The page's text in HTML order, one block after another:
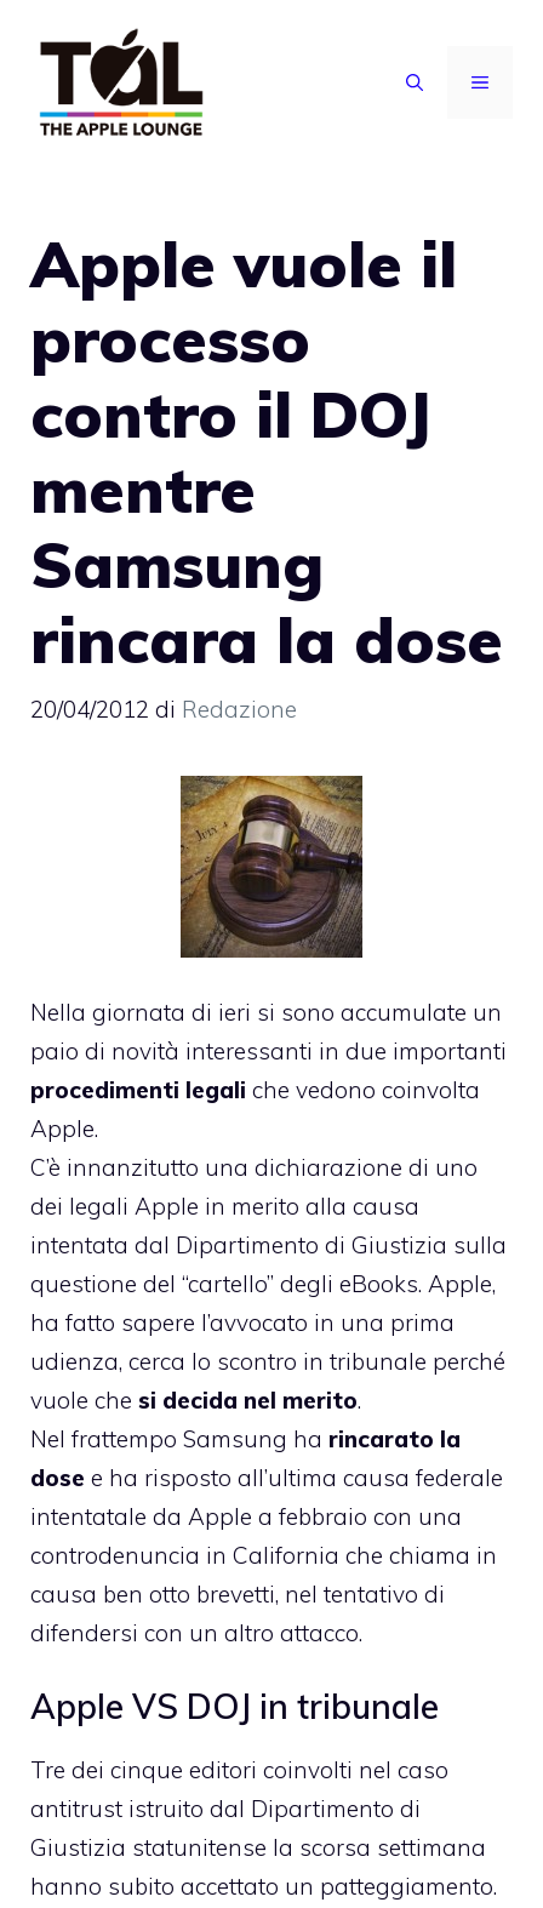
contenuto
MENU
Apple vuole il
processo
contro il DOJ
mentre
Samsung
rincara la dose
20/04/2012 di Redazione
Nella giornata di ieri si sono accumulate un
paio di novità interessanti in due importanti
procedimenti legali che vedono coinvolta
Apple.
C’è innanzitutto una dichiarazione di uno
dei legali Apple in merito alla causa
intentata dal Dipartimento di Giustizia sulla
questione del “cartello” degli eBooks. Apple,
ha fatto sapere l’avvocato in una prima
udienza, cerca lo scontro in tribunale perché
vuole che si decida nel merito.
Nel frattempo Samsung ha rincarato la
dose e ha risposto all’ultima causa federale
intentatale da Apple a febbraio con una
controdenuncia in California che chiama in
causa ben otto brevetti, nel tentativo di
difendersi con un altro attacco.
Apple VS DOJ in tribunale
Tre dei cinque editori coinvolti nel caso
antitrust istruito dal Dipartimento di
Giustizia statunitense la scorsa settimana
hanno subito accettato un patteggiamento.